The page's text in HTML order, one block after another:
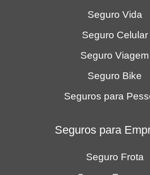
Seguro Vida
Seguro Celular
Seguro Viagem
Seguro Bike
Seguros para
Seguros para
Seguro Frota